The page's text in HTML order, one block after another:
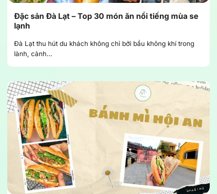
Đặc sản Đà Lạt – Top 30 món ăn nổi tiếng mùa se
lạnh
Đà Lạt thu hút du khách không chỉ bởi bầu không khí trong
lành, cảnh...